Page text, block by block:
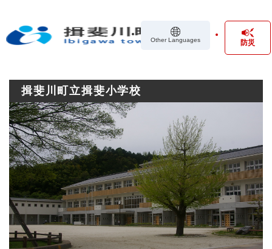
の
Other Languages 防災
揖斐川町立揖斐小学校